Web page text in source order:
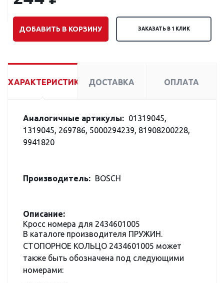
ДОБАВИТЬ В КОРЗИНУ ЗАКАЗАТЬ В 1 КЛИК
ХАРАКТЕРИСТИКИ ДОСТАВКА ОПЛАТА
Аналогичные артикулы: 01319045,
1319045, 269786, 5000294239, 81908200228,
9941820
Производитель: BOSCH
Описание:
Кросс номера для 2434601005
В каталоге производителя ПРУЖИН.
СТОПОРНОЕ КОЛЬЦО 2434601005 может
также быть обозначена под следующими
номерами: